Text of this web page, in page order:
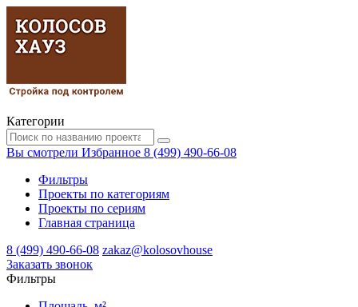
Категории
Вы смотрели Избранное 8 (499) 490-66-08
Фильтры
Проекты по категориям
Проекты по сериям
Главная страница
8 (499) 490-66-08 zakaz@kolosovhouse
3аказать звонок
Фильтры